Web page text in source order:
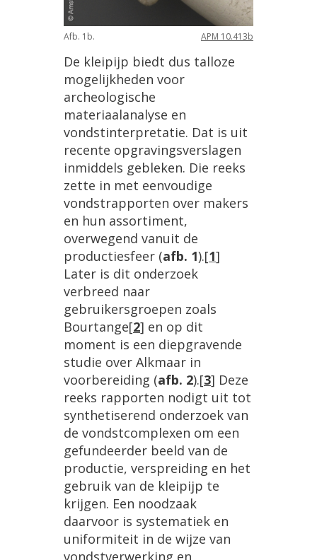
Afb. 1b. APM 10.413b
De kleipijp biedt dus talloze
mogelijkheden voor
archeologische
materiaalanalyse en
vondstinterpretatie. Dat is uit
recente opgravingsverslagen
inmiddels gebleken. Die reeks
zette in met eenvoudige
vondstrapporten over makers
en hun assortiment,
overwegend vanuit de
productiesfeer (afb. 1).[1]
Later is dit onderzoek
verbreed naar
gebruikersgroepen zoals
Bourtange[2] en op dit
moment is een diepgravende
studie over Alkmaar in
voorbereiding (afb. 2).[3] Deze
reeks rapporten nodigt uit tot
synthetiserend onderzoek van
de vondstcomplexen om een
gefundeerder beeld van de
productie, verspreiding en het
gebruik van de kleipijp te
krijgen. Een noodzaak
daarvoor is systematiek en
uniformiteit in de wijze van
vondstverwerking en